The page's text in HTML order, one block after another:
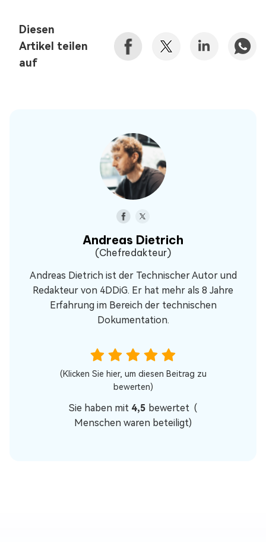
Diesen
Artikel teilen
auf
Andreas Dietrich
(Chefredakteur)
Andreas Dietrich ist der Technischer Autor und
Redakteur von 4DDiG. Er hat mehr als 8 Jahre
Erfahrung im Bereich der technischen
Dokumentation.
(Klicken Sie hier, um diesen Beitrag zu
bewerten)
Sie haben mit 4,5 bewertet (
Menschen waren beteiligt)